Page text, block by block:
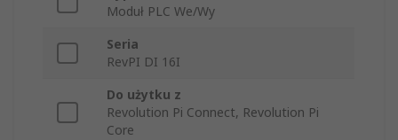
Moduł PLC We/Wy
Seria
RevPI DI 16I
Do użytku z
Revolution Pi Connect, Revolution Pi
Core